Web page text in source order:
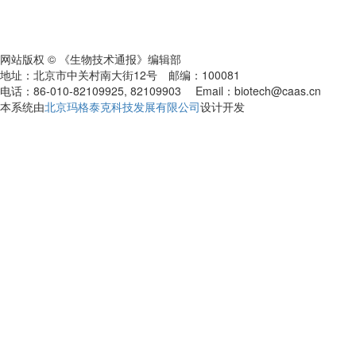
网站版权 © 《生物技术通报》编辑部
地址：北京市中关村南大街12号 邮编：100081
电话：86-010-82109925, 82109903 Email：biotech@caas.cn
本系统由北京玛格泰克科技发展有限公司设计开发